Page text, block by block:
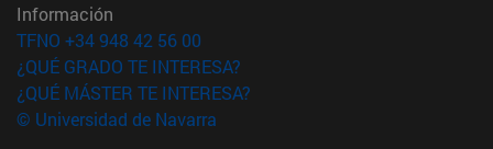
Información
TFNO +34 948 42 56 00
¿QUÉ GRADO TE INTERESA?
¿QUÉ MÁSTER TE INTERESA?
© Universidad de Navarra